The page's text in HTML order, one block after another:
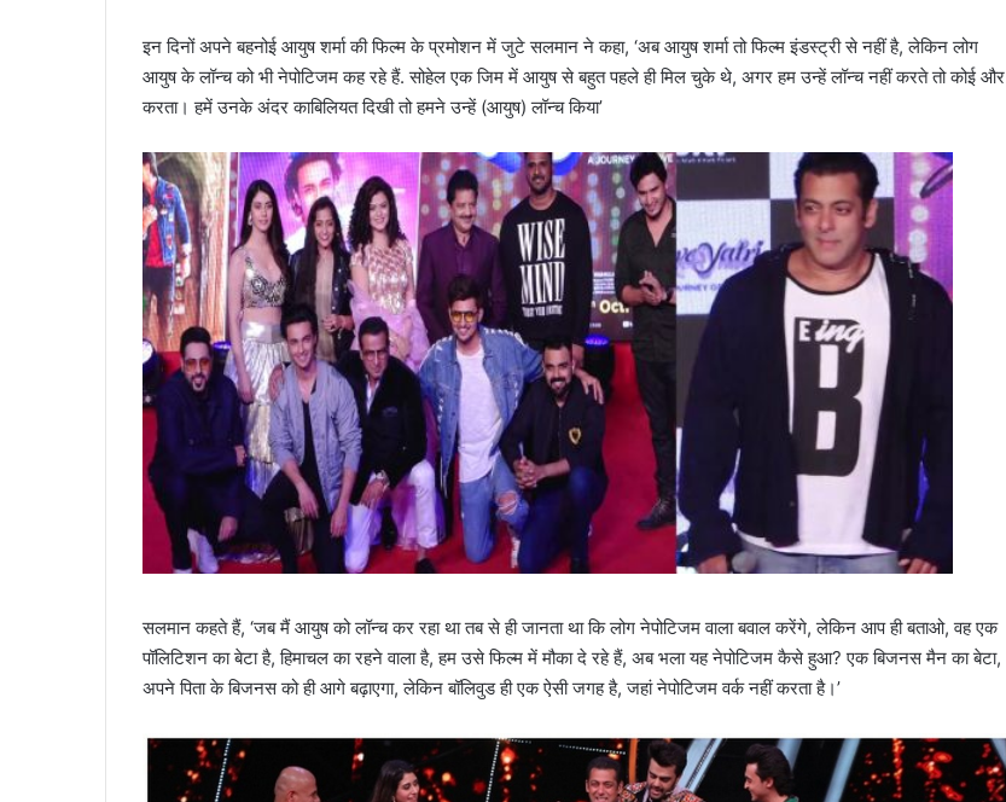
इन दिनों अपने बहनोई आयुष शर्मा की फिल्म के प्रमोशन में जुटे सलमान ने कहा, ‘अब आयुष शर्मा तो फिल्म इंडस्ट्री से नहीं है, लेकिन लोग
आयुष के लॉन्च को भी नेपोटिजम कह रहे हैं. सोहेल एक जिम में आयुष से बहुत पहले ही मिल चुके थे, अगर हम उन्हें लॉन्च नहीं करते तो कोई और
करता। हमें उनके अंदर काबिलियत दिखी तो हमने उन्हें (आयुष) लॉन्च किया’
सलमान कहते हैं, ‘जब मैं आयुष को लॉन्च कर रहा था तब से ही जानता था कि लोग नेपोटिजम वाला बवाल करेंगे, लेकिन आप ही बताओ, वह एक
पॉलिटिशन का बेटा है, हिमाचल का रहने वाला है, हम उसे फिल्म में मौका दे रहे हैं, अब भला यह नेपोटिजम कैसे हुआ? एक बिजनस मैन का बेटा,
अपने पिता के बिजनस को ही आगे बढ़ाएगा, लेकिन बॉलिवुड ही एक ऐसी जगह है, जहां नेपोटिजम वर्क नहीं करता है।’